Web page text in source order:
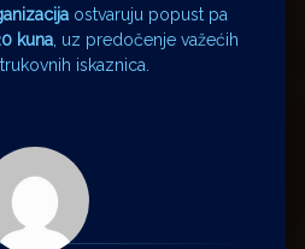
ostvaruju popust pa
kuna , uz predočenje važećih
iskaznica.